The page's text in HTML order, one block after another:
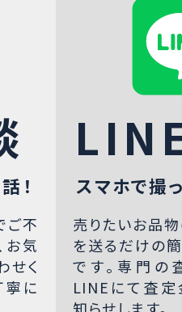
！
ご不
お気
せく
寧に
スマホで撮
売りたいお品
を送るだけの
です。専門の
LINEにて査定
知らせします。